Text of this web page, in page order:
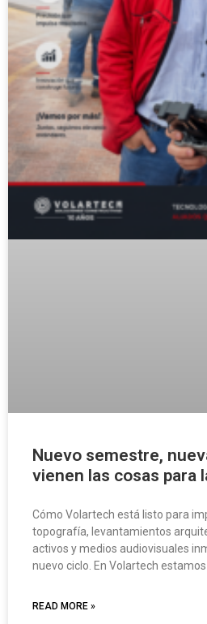
Nuevo semestre,
vienen las cosas para
Cómo Volartech está listo para
topografía, levantamientos
activos y medios audiovisuales
nuevo ciclo. En Volartech
READ MORE »